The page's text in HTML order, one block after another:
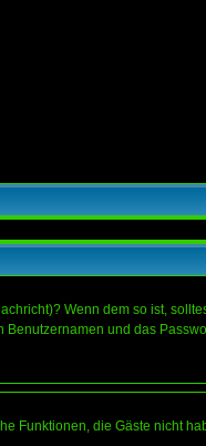
Wenn dem so ist,
und das
Funktionen, die Gäste nicht